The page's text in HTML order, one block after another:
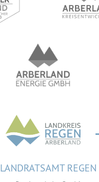
LANDRATSAMT REGEN